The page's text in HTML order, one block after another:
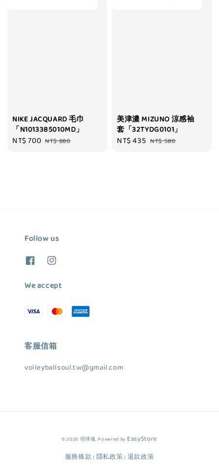
NIKE JACQUARD 毛巾
「N1013385010MD」
Sale
NT$ 700 Regular
NT$ 880
美津濃 MIZUNO 涼感袖
套「32TYDG0101」
Sale
NT$ 435 Regular
NT$ 580
Follow us
We accept
客服信箱
volleyballsoul.tw@gmail.com
© 2026 排球魂. Powered by EasyStore
服務條款 | 隱私政策 | 退款政策